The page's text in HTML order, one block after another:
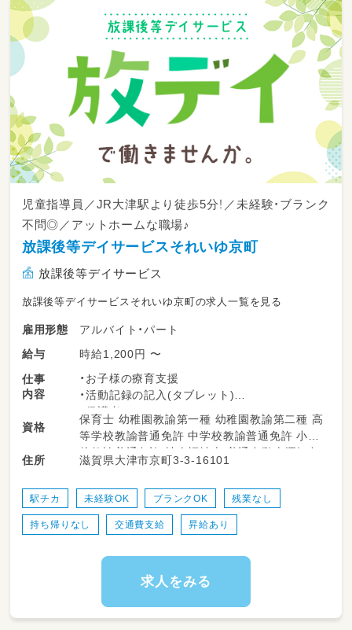
児童指導員／JR大津駅より徒歩5分！／未経験・ブランク
不問◎／アットホームな職場♪
放課後等デイサービスそれいゆ京町
放課後等デイサービス
放課後等デイサービスそれいゆ京町の求人一覧を見る
雇用形態
アルバイト・パート
給与
時給1,200円 〜
仕事
内容
・お子様の療育支援
・活動記録の記入(タブレット)
・保護者とのコミュニケーション
・送迎業務(普通車、セレナ等)
→苦手な方はご相談ください！
資格
保育士 幼稚園教諭第一種 幼稚園教諭第二種 高
等学校教諭普通免許 中学校教諭普通免許 小学
校教諭普通免許 社会福祉士 普通自動車運転免
許
住所 滋賀県大津市京町3-3-16101
駅チカ 未経験OK ブランクOK 残業なし
持ち帰りなし 交通費支給 昇給あり
求人をみる